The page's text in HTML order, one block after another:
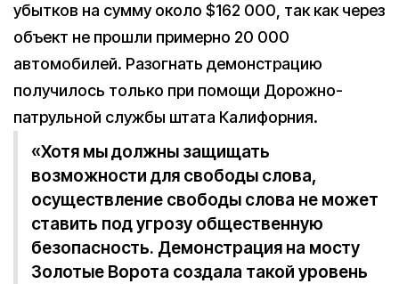
убытков на сумму около $162 000, так как через
объект не прошли примерно 20 000
автомобилей. Разогнать демонстрацию
получилось только при помощи Дорожно-
патрульной службы штата Калифорния.
«Хотя мы должны защищать
возможности для свободы слова,
осуществление свободы слова не может
ставить под угрозу общественную
безопасность. Демонстрация на мосту
Золотые Ворота создала такой уровень